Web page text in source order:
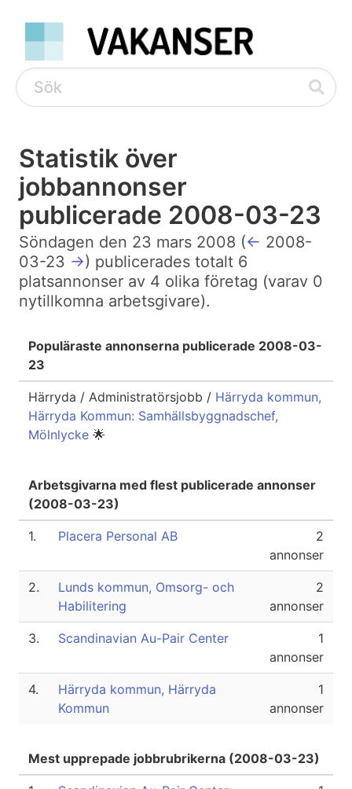
Statistik över
jobbannonser
publicerade 2008-03-23
Söndagen den 23 mars 2008 (← 2008-
03-23 →) publicerades totalt 6
platsannonser av 4 olika företag (varav 0
nytillkomna arbetsgivare).
Populäraste annonserna publicerade 2008-03-
23
Härryda / Administratörsjobb / Härryda kommun,
Härryda Kommun: Samhällsbyggnadschef,
Mölnlycke 🌟
Arbetsgivarna med flest publicerade annonser
(2008-03-23)
1. Placera Personal AB
2
annonser
2.
Lunds kommun, Omsorg- och
Habilitering
2
annonser
3. Scandinavian Au-Pair Center
1
annonser
4.
Härryda kommun, Härryda
Kommun
1
annonser
Mest upprepade jobbrubrikerna (2008-03-23)